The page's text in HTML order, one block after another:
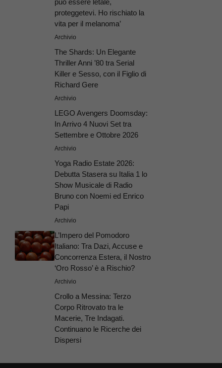
può essere letale,
proteggetevi. Ho rischiato la
vita per il melanoma’
Archivio
The Shards: Un Elegante
Thriller Anni ’80 tra Serial
Killer e Sesso, con il Figlio di
Richard Gere
Archivio
LEGO Avengers Doomsday:
In Arrivo 4 Nuovi Set tra
Settembre e Ottobre 2026
Archivio
Yoga Radio Estate 2026:
Debutta Stasera su Italia 1 lo
Show Musicale di Radio
Bruno con Noemi ed Enrico
Papi
Archivio
L’Impero del Pomodoro
Italiano: Tra Dazi, Accuse e
Concorrenza Estera, il Nostro
‘Oro Rosso’ è a Rischio?
Archivio
Crollo a Messina: Terzo
Corpo Ritrovato tra le
Macerie, Tre Indagati.
Continuano le Ricerche dei
Dispersi